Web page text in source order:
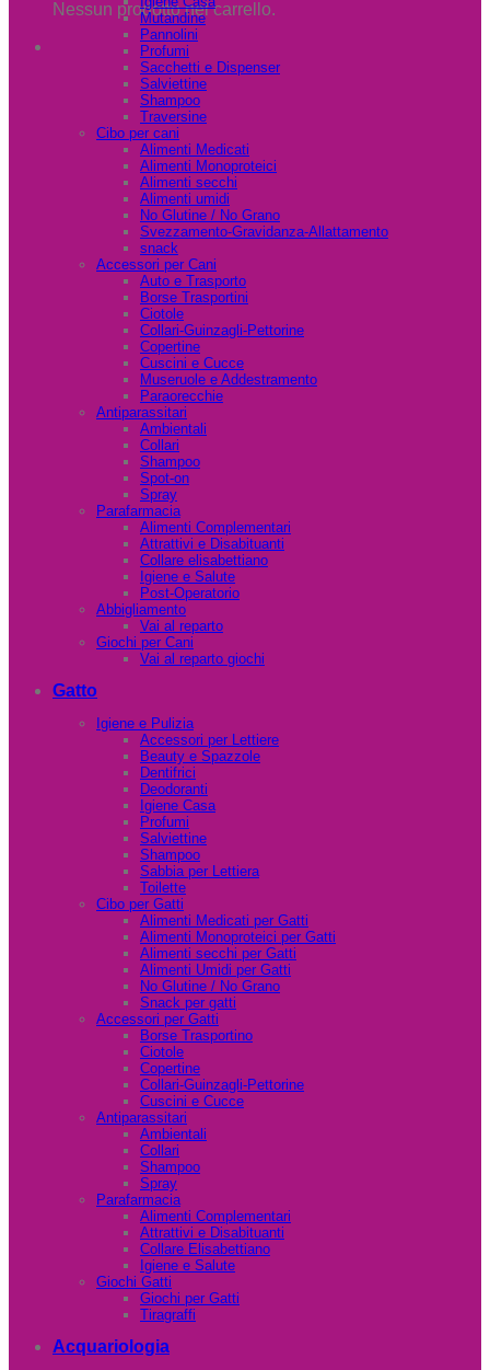
Nessun prodotto nel carrello.
Mutandine
Pannolini
Profumi
Sacchetti e Dispenser
Salviettine
Shampoo
Traversine
Cibo per cani
Alimenti Medicati
Alimenti Monoproteici
Alimenti secchi
Alimenti umidi
No Glutine / No Grano
Svezzamento-Gravidanza-Allattamento
snack
Accessori per Cani
Auto e Trasporto
Borse Trasportini
Ciotole
Collari-Guinzagli-Pettorine
Copertine
Cuscini e Cucce
Museruole e Addestramento
Paraorecchie
Antiparassitari
Ambientali
Collari
Shampoo
Spot-on
Spray
Parafarmacia
Alimenti Complementari
Attrattivi e Disabituanti
Collare elisabettiano
Igiene e Salute
Post-Operatorio
Abbigliamento
Vai al reparto
Giochi per Cani
Vai al reparto giochi
Gatto
Igiene e Pulizia
Accessori per Lettiere
Beauty e Spazzole
Dentifrici
Deodoranti
Igiene Casa
Profumi
Salviettine
Shampoo
Sabbia per Lettiera
Toilette
Cibo per Gatti
Alimenti Medicati per Gatti
Alimenti Monoproteici per Gatti
Alimenti secchi per Gatti
Alimenti Umidi per Gatti
No Glutine / No Grano
Snack per gatti
Accessori per Gatti
Borse Trasportino
Ciotole
Copertine
Collari-Guinzagli-Pettorine
Cuscini e Cucce
Antiparassitari
Ambientali
Collari
Shampoo
Spray
Parafarmacia
Alimenti Complementari
Attrattivi e Disabituanti
Collare Elisabettiano
Igiene e Salute
Giochi Gatti
Giochi per Gatti
Tiragraffi
Acquariologia